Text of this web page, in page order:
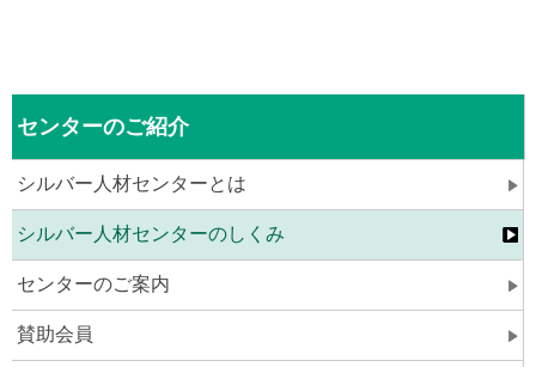
センターのご紹介
シルバー人材センターとは
シルバー人材センターのしくみ
センターのご案内
賛助会員